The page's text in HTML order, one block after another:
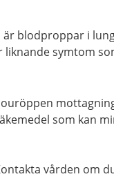
är blodproppar i
symtom
som kan
vården om